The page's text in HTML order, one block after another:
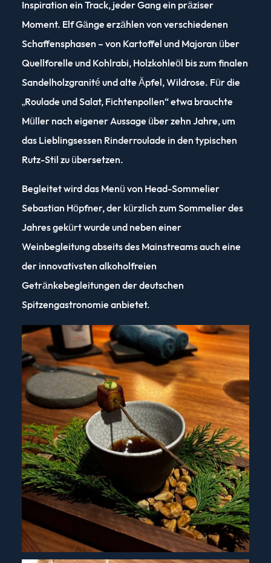
Inspiration ein Track, jeder Gang ein präziser
Moment. Elf Gänge erzählen von verschiedenen
Schaffensphasen – von Kartoffel und Majoran über
Quellforelle und Kohlrabi, Holzkohleöl bis zum finalen
Sandelholzgranité und alte Äpfel, Wildrose. Für die
„Roulade und Salat, Fichtenpollen“ etwa brauchte
Müller nach eigener Aussage über zehn Jahre, um
das Lieblingsessen Rinderroulade in den typischen
Rutz-Stil zu übersetzen.
Begleitet wird das Menü von Head-Sommelier
Sebastian Höpfner, der kürzlich zum Sommelier des
Jahres gekürt wurde und neben einer
Weinbegleitung abseits des Mainstreams auch eine
der innovativsten alkoholfreien
Getränkebegleitungen der deutschen
Spitzengastronomie anbietet.